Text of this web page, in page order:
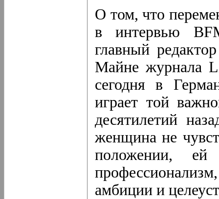
О том, что
в интервью
главный
Майне журнала
сегодня в
играет той
десятилетий
женщина не
положении,
амбиции и